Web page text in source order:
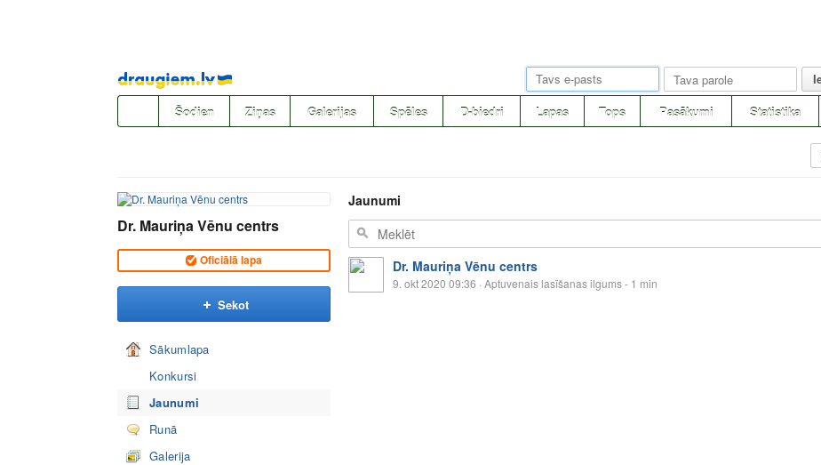
Pāriet
uz
saturu
Šodien Ziņas Galerijas Spēles D-biedri Lapas Tops Pasākumi Statistika
Dr. Mauriņa Vēnu centrs
Oficiālā lapa
Sekot
Sākumlapa
Konkursi
Jaunumi
Runā
Galerija
Jaunumi
Dr. Mauriņa Vēnu centrs
9. okt 2020 09:36 · Aptuvenais lasīšanas ilgums - 1 min